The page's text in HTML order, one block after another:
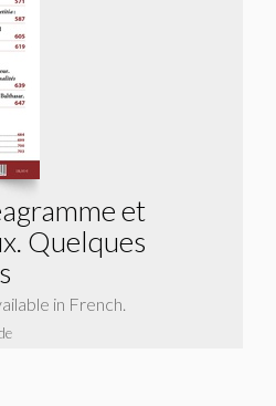
et
Quelques
in French.